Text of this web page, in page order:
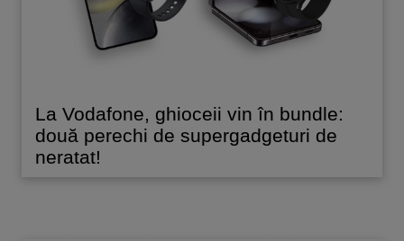
La Vodafone, ghioceii vin în bundle:
două perechi de supergadgeturi de
neratat!